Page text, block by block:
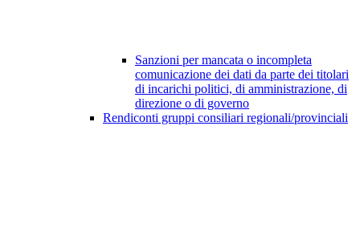
Sanzioni per mancata o incompleta
comunicazione dei dati da parte dei titolari
di incarichi politici, di amministrazione, di
direzione o di governo
Rendiconti gruppi consiliari regionali/provinciali